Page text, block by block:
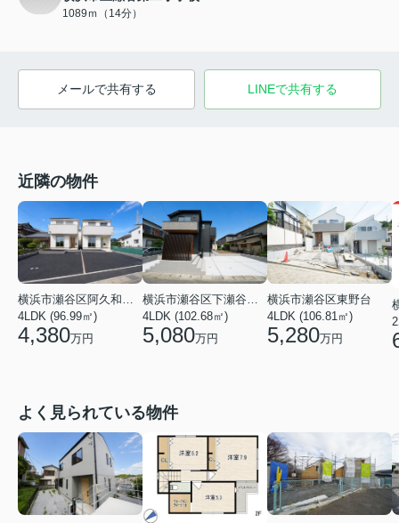
1089ｍ（14分）
メールで共有する LINEで共有する
近隣の物件
横浜市瀬谷区阿久和西４丁目
4LDK (96.99㎡)
4,380万円
横浜市瀬谷区下瀬谷３丁目
4LDK (102.68㎡)
5,080万円
横浜市瀬谷区東野台
4LDK (106.81㎡)
5,280万円
よく見られている物件